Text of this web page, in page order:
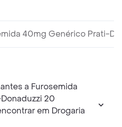
40mg Genérico Prati-
a Furosemida
20
em Drogaria